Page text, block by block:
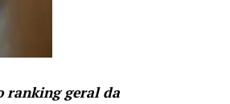
ranking geral da